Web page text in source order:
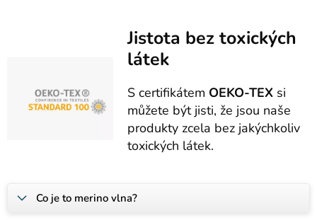
Jistota bez toxických
látek
S certifikátem OEKO-TEXsi
můžete být jisti, že jsou naše
produkty zcela bez jakýchkoliv
toxických látek.
Co je to merino vlna?